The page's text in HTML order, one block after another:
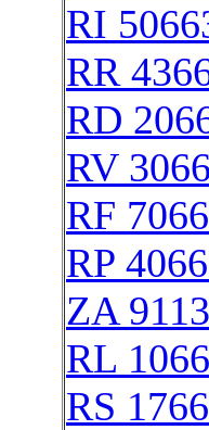
RI
RR
RD
RV
RF
RP
ZA
RL
RS